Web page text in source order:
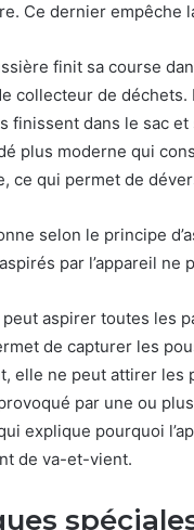
Ce dernier empêche
finit sa course
collecteur de
finissent dans le sac
plus moderne qui
ce qui permet de
selon le principe
par l’appareil ne
aspirer toutes les
de capturer les
elle ne peut attirer
par une ou
explique pourquoi
de va-et-vient.